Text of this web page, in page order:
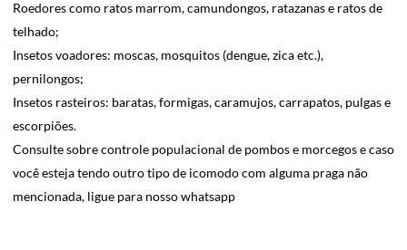
Roedores como ratos marrom, camundongos, ratazanas e ratos de
telhado;
Insetos voadores: moscas, mosquitos (dengue, zica etc.),
pernilongos;
Insetos rasteiros: baratas, formigas, caramujos, carrapatos, pulgas e
escorpiões.
Consulte sobre controle populacional de pombos e morcegos e caso
você esteja tendo outro tipo de icomodo com alguma praga não
mencionada, ligue para nosso whatsapp